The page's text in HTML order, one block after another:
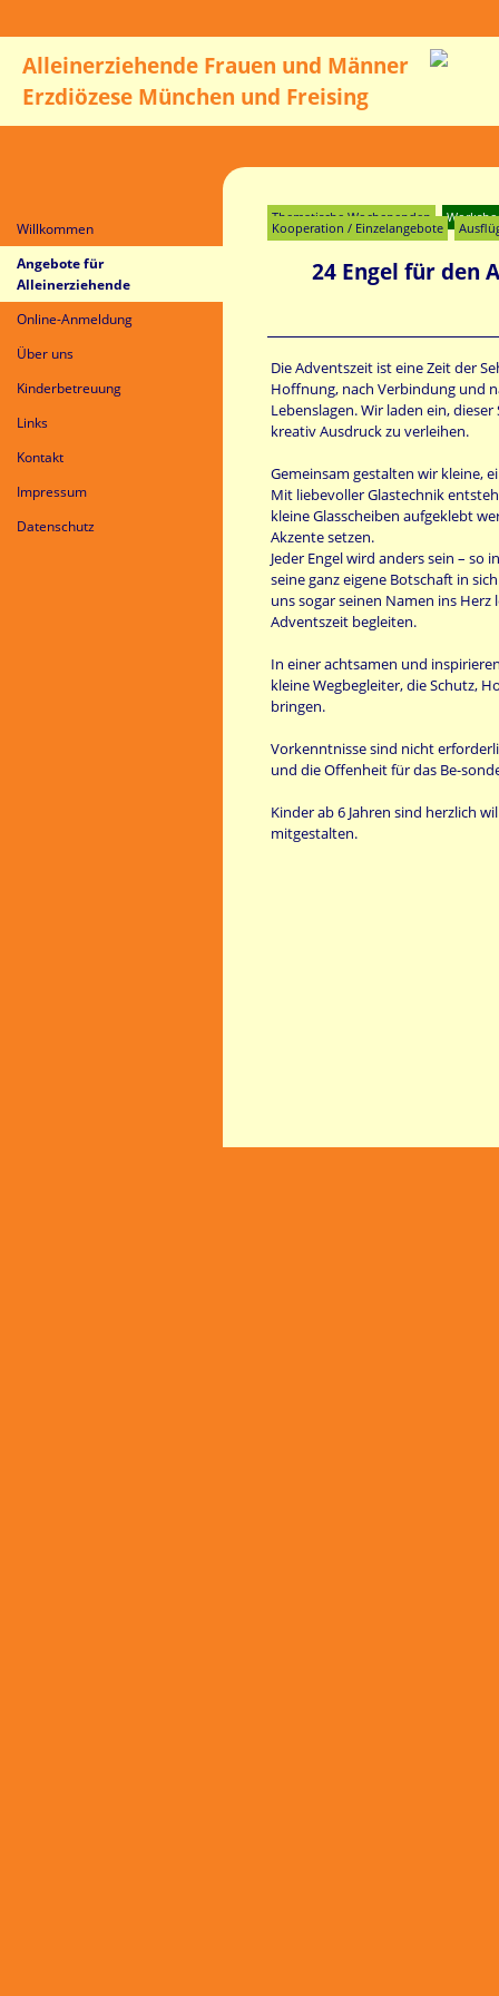
Alleinerziehende Frauen und Männer
Erzdiözese München und Freising
Willkommen
Angebote für
Alleinerziehende
Online-Anmeldung
Über uns
Kinderbetreuung
Links
Kontakt
Impressum
Datenschutz
Thematische Wochenenden
Kooperation / Einzelangebote
24 Engel für den
Die Adventszeit ist eine Zeit der
Hoffnung, nach Verbindung und
Lebenslagen. Wir laden ein,
kreativ Ausdruck zu verleihen.
Gemeinsam gestalten wir kleine,
Mit liebevoller Glastechnik
kleine Glasscheiben aufgeklebt
Akzente setzen.
Jeder Engel wird anders sein –
seine ganz eigene Botschaft in
uns sogar seinen Namen ins
Adventszeit begleiten.
In einer achtsamen und
kleine Wegbegleiter, die Schutz,
bringen.
Vorkenntnisse sind nicht
und die Offenheit für das Be-
Kinder ab 6 Jahren sind herzlich
mitgestalten.